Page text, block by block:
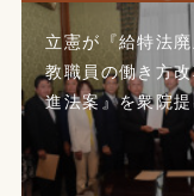
立憲が『給特法廃
教職員の働き方
進法案』を衆院提